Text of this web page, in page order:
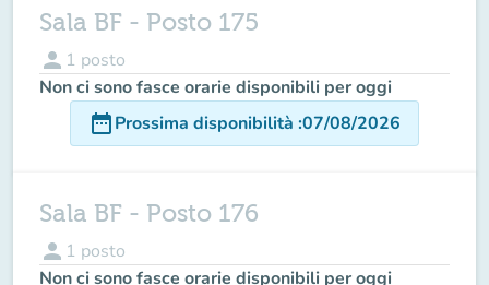
Sala BF - Posto 175
person 1 posto
Non ci sono fasce orarie disponibili per oggi
date_rangeProssima disponibilità :07/08/2026
Sala BF - Posto 176
person 1 posto
Non ci sono fasce orarie disponibili per oggi